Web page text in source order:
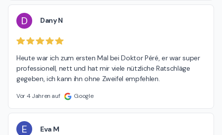
D Dany N
Heute war ich zum ersten Mal bei Doktor Péré, er war super
professionell, nett und hat mir viele nützliche Ratschläge
gegeben, ich kann ihn ohne Zweifel empfehlen.
Vor 4 Jahren auf Google
E Eva M